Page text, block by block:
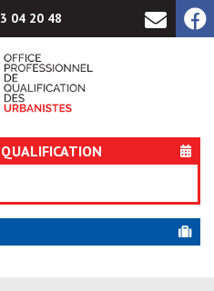
04 20 48